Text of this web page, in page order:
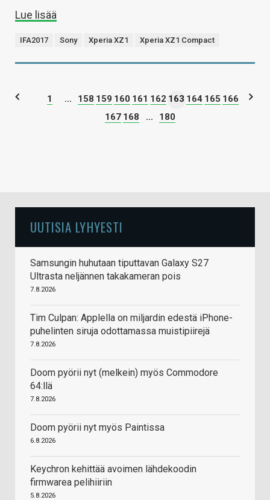
Lue lisää
IFA2017 Sony Xperia XZ1 Xperia XZ1 Compact
1 ... 158 159 160 161 162 163 164 165 166
167 168 ... 180
UUTISIA LYHYESTI
Samsungin huhutaan tiputtavan Galaxy S27
Ultrasta neljännen takakameran pois
7.8.2026
Tim Culpan: Applella on miljardin edestä iPhone-
puhelinten siruja odottamassa muistipiirejä
7.8.2026
Doom pyörii nyt (melkein) myös Commodore
64:llä
7.8.2026
Doom pyörii nyt myös Paintissa
6.8.2026
Keychron kehittää avoimen lähdekoodin
firmwarea pelihiiriin
5.8.2026